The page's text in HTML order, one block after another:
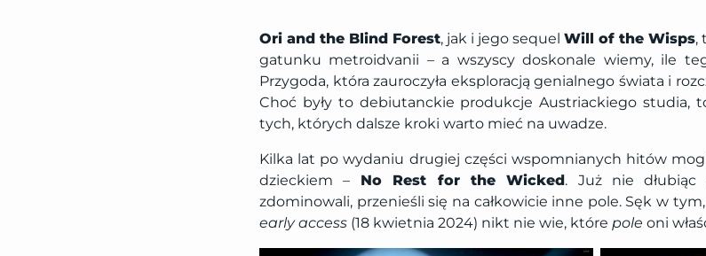
Ori and the Blind Forest, jak i jego sequel Will of the Wisps,
gatunku metroidvanii – a wszyscy doskonale wiemy, ile
Przygoda, która zauroczyła eksploracją genialnego świata i
Choć były to debiutanckie produkcje Austriackiego studia,
tych, których dalsze kroki warto mieć na uwadze.
Kilka lat po wydaniu drugiej części wspomnianych hitów
dzieckiem – No Rest for the Wicked. Już nie
zdominowali, przenieśli się na całkowicie inne pole. Sęk w
early access (18 kwietnia 2024) nikt nie wie, które pole oni